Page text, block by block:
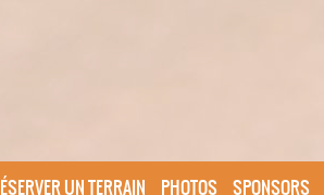
UN TERRAIN PHOTOS SPONSORS